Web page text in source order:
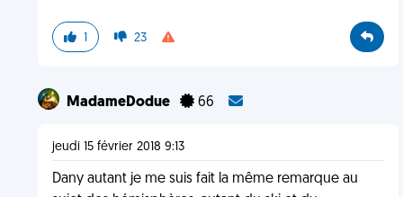
1 23
MadameDodue 66
jeudi 15 février 2018 9:13
Dany autant je me suis fait la même remarque au